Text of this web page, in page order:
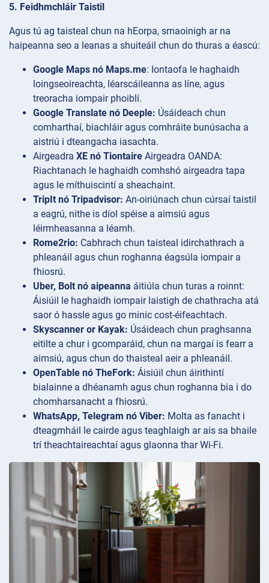
5. Feidhmchláir Taistil
Agus tú ag taisteal chun na hEorpa, smaoinigh ar na
haipeanna seo a leanas a shuiteáil chun do thuras a éascú:
Google Maps nó Maps.me: Iontaofa le haghaidh
loingseoireachta, léarscáileanna as líne, agus
treoracha iompair phoiblí.
Google Translate nó Deeple: Úsáideach chun
comharthaí, biachláir agus comhráite bunúsacha a
aistriú i dteangacha iasachta.
Airgeadra XE nó Tiontaire Airgeadra OANDA:
Riachtanach le haghaidh comhshó airgeadra tapa
agus le míthuiscintí a sheachaint.
TripIt nó Tripadvisor: An-oiriúnach chun cúrsaí taistil
a eagrú, nithe is díol spéise a aimsiú agus
léirmheasanna a léamh.
Rome2rio: Cabhrach chun taisteal idirchathrach a
phleanáil agus chun roghanna éagsúla iompair a
fhiosrú.
Uber, Bolt nó aipeanna áitiúla chun turas a roinnt:
Áisiúil le haghaidh iompair laistigh de chathracha atá
saor ó hassle agus go minic cost-éifeachtach.
Skyscanner or Kayak: Úsáideach chun praghsanna
eitilte a chur i gcomparáid, chun na margaí is fearr a
aimsiú, agus chun do thaisteal aeir a phleanáil.
OpenTable nó TheFork: Áisiúil chun áirithintí
bialainne a dhéanamh agus chun roghanna bia i do
chomharsanacht a fhiosrú.
WhatsApp, Telegram nó Viber: Molta as fanacht i
dteagmháil le cairde agus teaghlaigh ar ais sa bhaile
trí theachtaireachtaí agus glaonna thar Wi-Fi.